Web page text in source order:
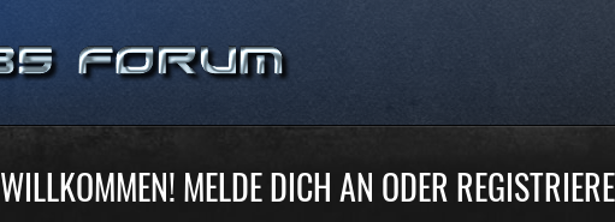
WILLKOMMEN! MELDE DICH AN ODER